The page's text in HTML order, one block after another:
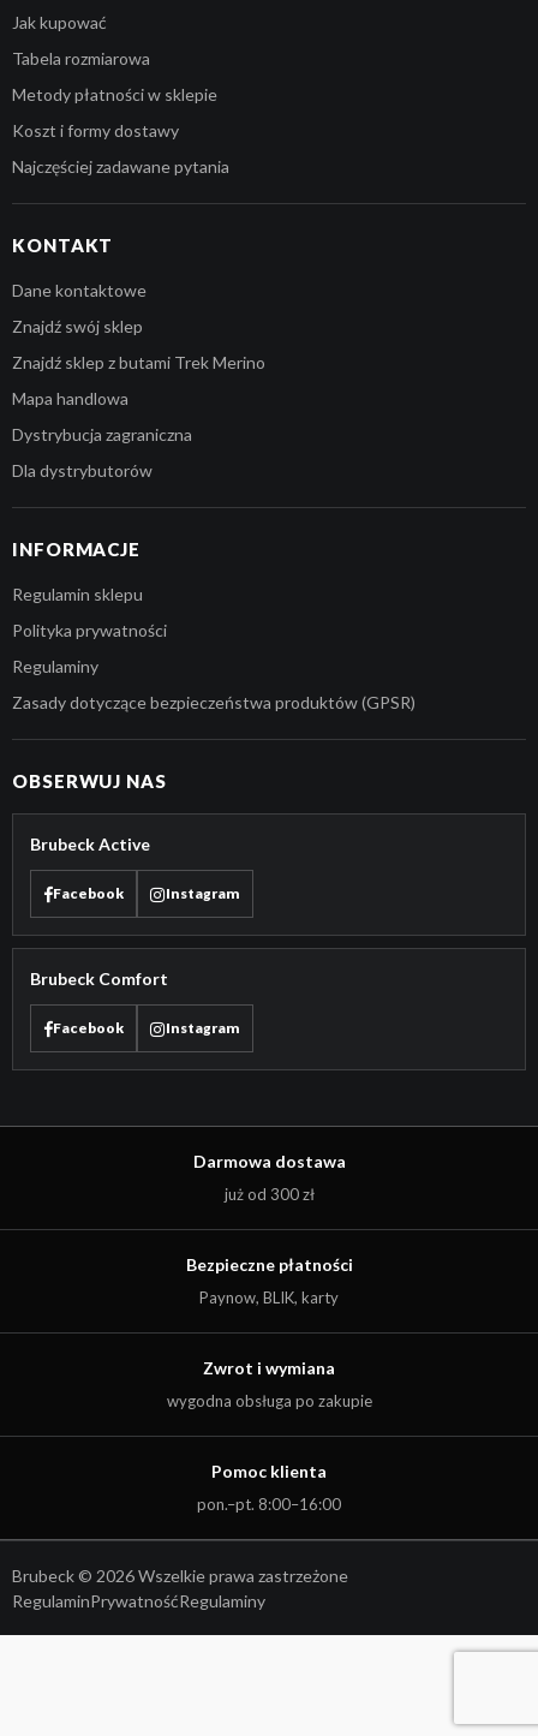
Kwota:
Jak kupować
Tabela rozmiarowa
Metody płatności w sklepie
Koszt i formy dostawy
Najczęściej zadawane pytania
KONTAKT
Dane kontaktowe
Znajdź swój sklep
Znajdź sklep z butami Trek Merino
Mapa handlowa
Dystrybucja zagraniczna
Dla dystrybutorów
INFORMACJE
Regulamin sklepu
Polityka prywatności
Regulaminy
Zasady dotyczące bezpieczeństwa produktów (GPSR)
OBSERWUJ NAS
Brubeck Active
Facebook Instagram
Brubeck Comfort
Facebook Instagram
Darmowa dostawa
już od 300 zł
Bezpieczne płatności
Paynow, BLIK, karty
Zwrot i wymiana
wygodna obsługa po zakupie
Pomoc klienta
pon.–pt. 8:00–16:00
Brubeck © 2026 Wszelkie prawa zastrzeżone
RegulaminPrywatnośćRegulaminy